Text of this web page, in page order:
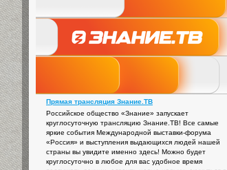
Прямая трансляция Знание.ТВ
Российское общество «Знание» запускает
круглосуточную трансляцию Знание.ТВ! Все самые
яркие события Международной выставки-форума
«Россия» и выступления выдающихся людей нашей
страны вы увидите именно здесь! Можно будет
круглосуточно в любое для вас удобное время